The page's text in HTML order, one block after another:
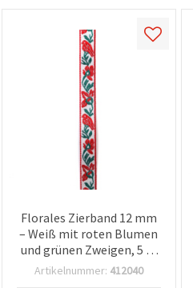
Florales Zierband 12 mm
– Weiß mit roten Blumen
und grünen Zweigen, 5 m
Rolle für stilvolle
Artikelnummer: 412040